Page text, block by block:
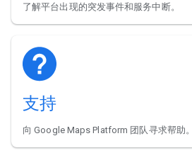
了解平台出现的突发事件和服务中断。
支持
向 Google Maps Platform 团队寻求帮助。